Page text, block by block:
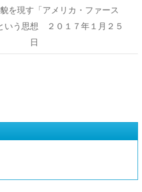
を現す「アメリカ・ファース
いう思想 ２０１７年１月２５
日